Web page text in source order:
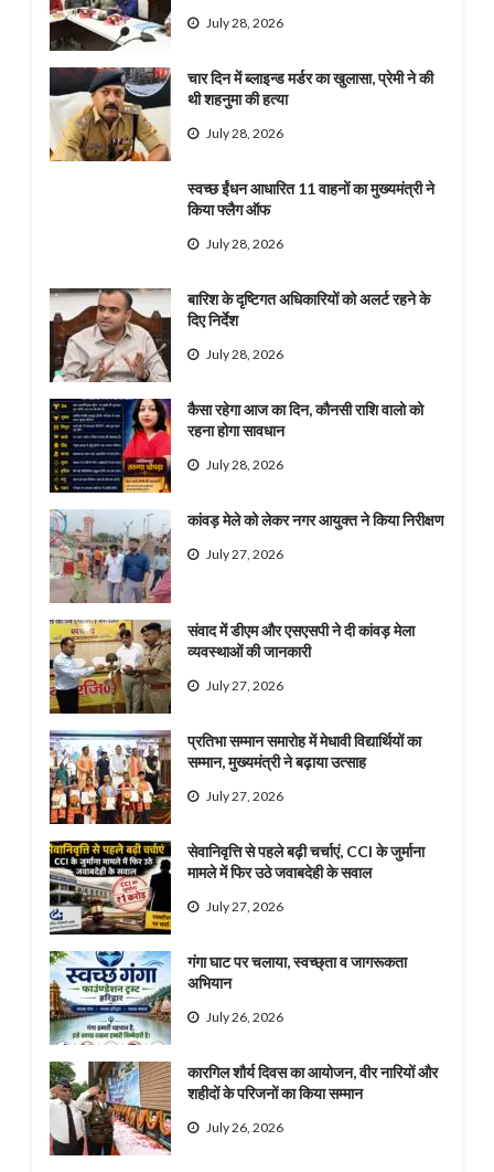
July 28, 2026
चार दिन में ब्लाइन्ड मर्डर का खुलासा, प्रेमी ने की
थी शहनुमा की हत्या
July 28, 2026
स्वच्छ ईंधन आधारित 11 वाहनों का मुख्यमंत्री ने
किया फ्लैग ऑफ
July 28, 2026
बारिश के दृष्टिगत अधिकारियों को अलर्ट रहने के
दिए निर्देश
July 28, 2026
कैसा रहेगा आज का दिन, कौनसी राशि वालो को
रहना होगा सावधान
July 28, 2026
कांवड़ मेले को लेकर नगर आयुक्त ने किया निरीक्षण
July 27, 2026
संवाद में डीएम और एसएसपी ने दी कांवड़ मेला
व्यवस्थाओं की जानकारी
July 27, 2026
प्रतिभा सम्मान समारोह में मेधावी विद्यार्थियों का
सम्मान, मुख्यमंत्री ने बढ़ाया उत्साह
July 27, 2026
सेवानिवृत्ति से पहले बढ़ी चर्चाएं, CCI के जुर्माना
मामले में फिर उठे जवाबदेही के सवाल
July 27, 2026
गंगा घाट पर चलाया, स्वच्छ्ता व जागरूकता
अभियान
July 26, 2026
कारगिल शौर्य दिवस का आयोजन, वीर नारियों और
शहीदों के परिजनों का किया सम्मान
July 26, 2026